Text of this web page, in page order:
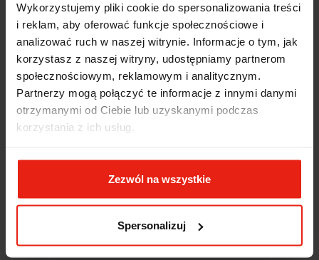
Wykorzystujemy pliki cookie do spersonalizowania treści
i reklam, aby oferować funkcje społecznościowe i
analizować ruch w naszej witrynie. Informacje o tym, jak
korzystasz z naszej witryny, udostępniamy partnerom
społecznościowym, reklamowym i analitycznym.
Partnerzy mogą połączyć te informacje z innymi danymi
otrzymanymi od Ciebie lub uzyskanymi podczas
korzystania z ich usług.
Zezwól na wszystkie
Spersonalizuj
Alicja zweryfikowano
5
Jestem zaskoczona, że ta paczka dotarła do mnie tak
szybko. Paczka dotarła cała i zdrowa. Szybko,
sprawnie, bez problemów. Bardzo pomocna obsługa
dzisiaj
Magdalena
oczekiwaniami. Sprzedawca profesjonalny i godny
polecenia 👍️👍️👍️👍️👍️👍️👍️